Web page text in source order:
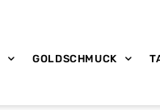
GOLDSCHMUCK